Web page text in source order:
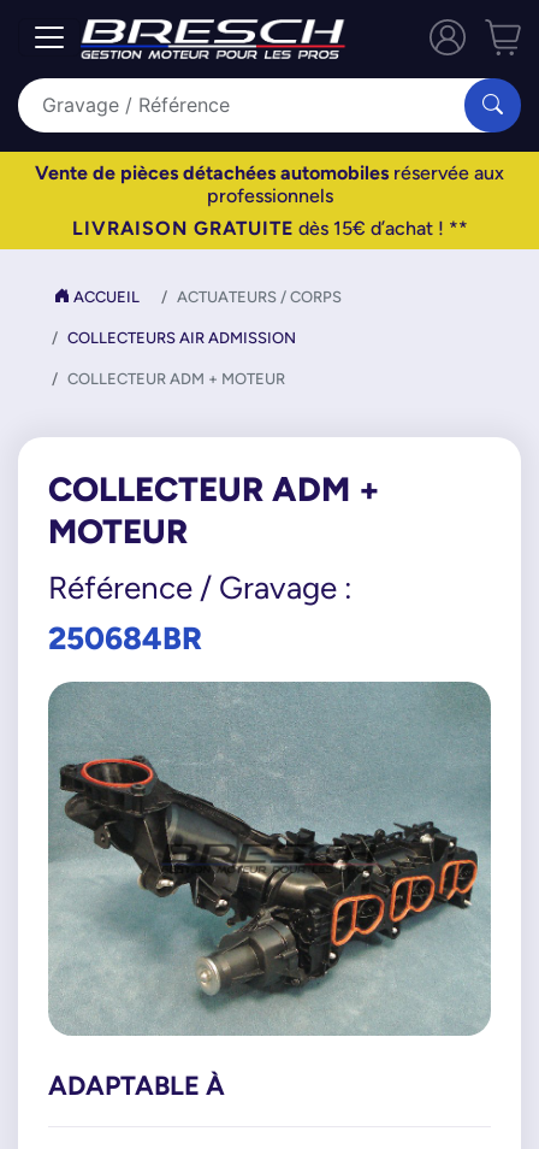
Vente de pièces détachées automobiles réservée aux
professionnels
LIVRAISON GRATUITE dès 15€ d’achat ! **
ACCUEIL ACTUATEURS / CORPS
COLLECTEURS AIR ADMISSION
COLLECTEUR ADM + MOTEUR
COLLECTEUR ADM +
MOTEUR
Référence / Gravage :
250684BR
ADAPTABLE À